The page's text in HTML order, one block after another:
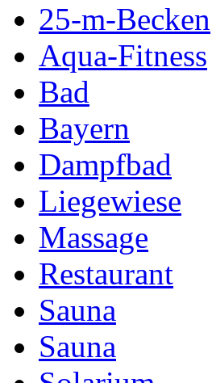
25-m-Becken
Aqua-Fitness
Bad
Bayern
Dampfbad
Liegewiese
Massage
Restaurant
Sauna
Sauna